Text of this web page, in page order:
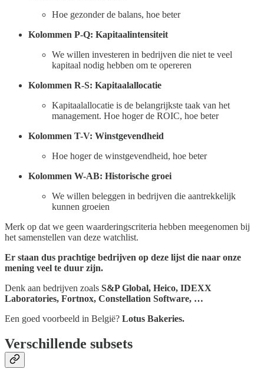
Hoe gezonder de balans, hoe beter
Kolommen P-Q: Kapitaalintensiteit
We willen investeren in bedrijven die niet te veel
kapitaal nodig hebben om te opereren
Kolommen R-S: Kapitaalallocatie
Kapitaalallocatie is de belangrijkste taak van het
management. Hoe hoger de ROIC, hoe beter
Kolommen T-V: Winstgevendheid
Hoe hoger de winstgevendheid, hoe beter
Kolommen W-AB: Historische groei
We willen beleggen in bedrijven die aantrekkelijk
kunnen groeien
Merk op dat we geen waarderingscriteria hebben meegenomen bij
het samenstellen van deze watchlist.
Er staan dus prachtige bedrijven op deze lijst die naar onze
mening veel te duur zijn.
Denk aan bedrijven zoals S&P Global, Heico, IDEXX
Laboratories, Fortnox, Constellation Software, …
Een goed voorbeeld in België? Lotus Bakeries.
Verschillende subsets